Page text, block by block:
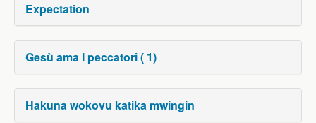
Expectation
Gesù ama I peccatori ( 1)
Hakuna wokovu katika mwingin